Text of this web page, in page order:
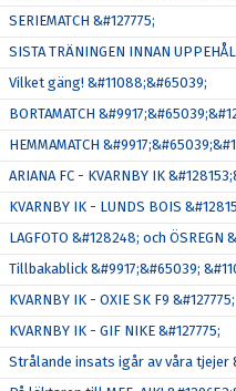
SERIEMATCH &#127775;
SISTA TRÄNINGEN INNAN
Vilket gäng! &#11088;&#65039;
BORTAMATCH
HEMMAMATCH
ARIANA FC - KVARNBY IK
KVARNBY IK - LUNDS BOIS
LAGFOTO &#128248; och ÖSREGN
Tillbakablick &#9917;&#65039;
KVARNBY IK - OXIE SK F9 &#127775;
KVARNBY IK - GIF NIKE &#127775;
Strålande insats igår av våra tjejer